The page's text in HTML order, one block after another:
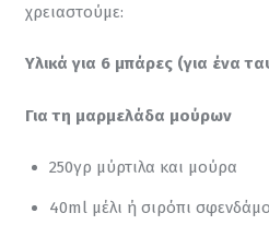
χρειαστούμε:
Υλικά για 6 μπάρες (για ένα
Για τη μαρμελάδα μούρων
250γρ μύρτιλα και μούρα
40ml μέλι ή σιρόπι